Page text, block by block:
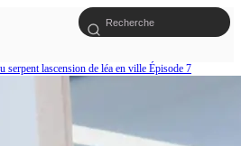
serpent lascension de léa en ville Épisode 7